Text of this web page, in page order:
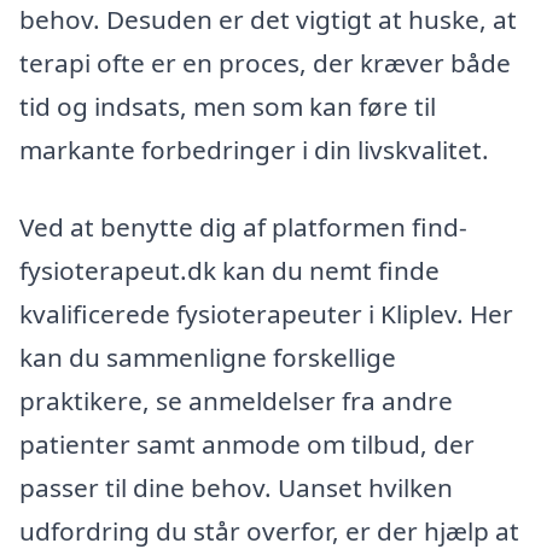
behov. Desuden er det vigtigt at huske, at
terapi ofte er en proces, der kræver både
tid og indsats, men som kan føre til
markante forbedringer i din livskvalitet.
Ved at benytte dig af platformen find-
fysioterapeut.dk kan du nemt finde
kvalificerede fysioterapeuter i Kliplev. Her
kan du sammenligne forskellige
praktikere, se anmeldelser fra andre
patienter samt anmode om tilbud, der
passer til dine behov. Uanset hvilken
udfordring du står overfor, er der hjælp at